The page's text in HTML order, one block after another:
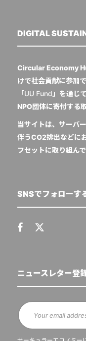
DIGITAL
Circular Economy
けで社会貢献に参加
「UU Fund 」を通じ
NPO団体に寄付する
当サイトは、サーバ
伴うCO2排出などに
フセットに取り組ん
SNSでフォローす
ニュースレター登